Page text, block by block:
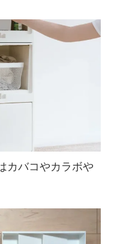
カバコやカラボや